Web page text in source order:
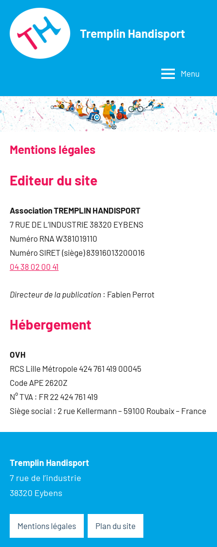
contenu
Tremplin Handisport
Menu
Mentions légales
Editeur du site
Association TREMPLIN HANDISPORT
7 RUE DE L’INDUSTRIE 38320 EYBENS
Numéro RNA W381019110
Numéro SIRET (siège) 83916013200016
04 38 02 00 41
Directeur de la publication : Fabien Perrot
Hébergement
OVH
RCS Lille Métropole 424 761 419 00045
Code APE 2620Z
N° TVA : FR 22 424 761 419
Siège social : 2 rue Kellermann – 59100 Roubaix – France
Tremplin Handisport
7 rue de l’industrie
38320 Eybens
Mentions légales Plan du site